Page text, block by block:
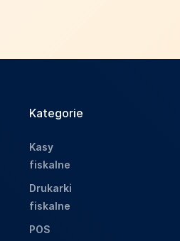
Kategorie
Kasy
fiskalne
Drukarki
fiskalne
POS